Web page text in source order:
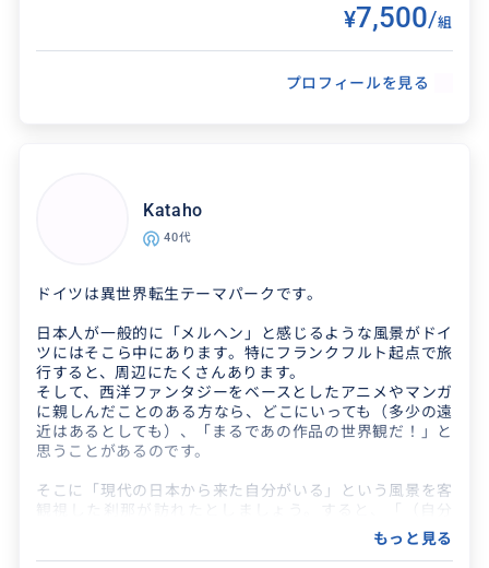
◯旅エッセイも出版しました！Amazonで好評発売中！
『そして私は旅人になった』
https://www.amazon.co.jp/gp/product/B09S5SDL5J/
得意なジャンル / 分野
お城、絶景、街歩き、ハイキング、ドイツグルメ
¥7,500/組
プロフィールを見る
Kataho
40代
ドイツは異世界転生テーマパークです。
日本人が一般的に「メルヘン」と感じるような風景がドイ
ツにはそこら中にあります。特にフランクフルト起点で旅
行すると、周辺にたくさんあります。
そして、西洋ファンタジーをベースとしたアニメやマンガ
に親しんだことのある方なら、どこにいっても（多少の遠
近はあるとしても）、「まるであの作品の世界観だ！」と
思うことがあるのです。
そこに「現代の日本から来た自分がいる」という風景を客
観視した刹那が訪れたとしましょう。すると、「（自分
が）異世界転生したかもー！」と感じる瞬間を体感するこ
もっと見る